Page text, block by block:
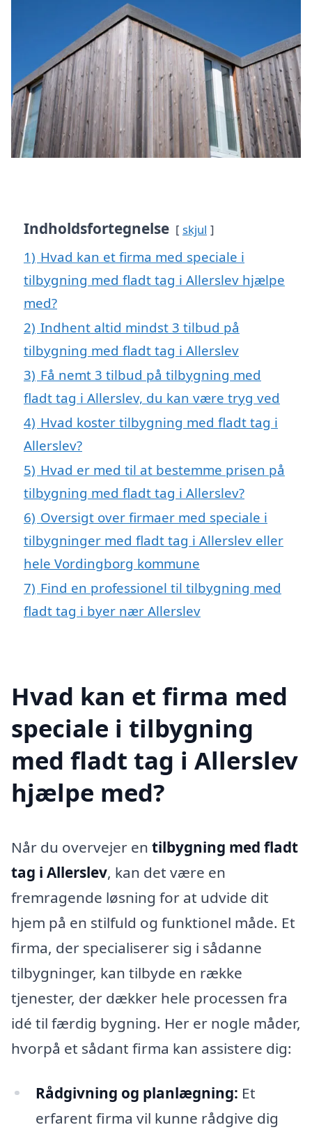
Indholdsfortegnelse skjul
1) Hvad kan et firma med speciale i
tilbygning med fladt tag i Allerslev hjælpe
med?
2) Indhent altid mindst 3 tilbud på
tilbygning med fladt tag i Allerslev
3) Få nemt 3 tilbud på tilbygning med
fladt tag i Allerslev, du kan være tryg ved
4) Hvad koster tilbygning med fladt tag i
Allerslev?
5) Hvad er med til at bestemme prisen på
tilbygning med fladt tag i Allerslev?
6) Oversigt over firmaer med speciale i
tilbygninger med fladt tag i Allerslev eller
hele Vordingborg kommune
7) Find en professionel til tilbygning med
fladt tag i byer nær Allerslev
Hvad kan et firma med
speciale i tilbygning
med fladt tag i Allerslev
hjælpe med?
Når du overvejer en tilbygning med fladt
tag i Allerslev, kan det være en
fremragende løsning for at udvide dit
hjem på en stilfuld og funktionel måde. Et
firma, der specialiserer sig i sådanne
tilbygninger, kan tilbyde en række
tjenester, der dækker hele processen fra
idé til færdig bygning. Her er nogle måder,
hvorpå et sådant firma kan assistere dig:
Rådgivning og planlægning: Et
erfarent firma vil kunne rådgive dig